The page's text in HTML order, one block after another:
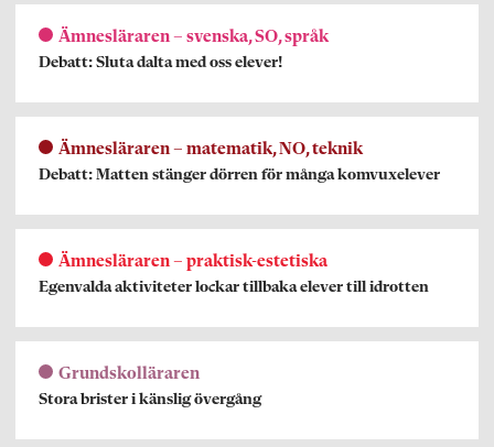
Ämnesläraren – svenska, SO, språk
Debatt: Sluta dalta med oss elever!
Ämnesläraren – matematik, NO, teknik
Debatt: Matten stänger dörren för många komvuxelever
Ämnesläraren – praktisk-estetiska
Egenvalda aktiviteter lockar tillbaka elever till idrotten
Grundskolläraren
Stora brister i känslig övergång